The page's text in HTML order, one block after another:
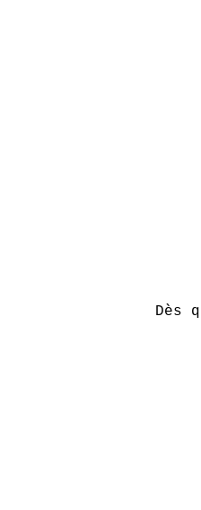
Dès